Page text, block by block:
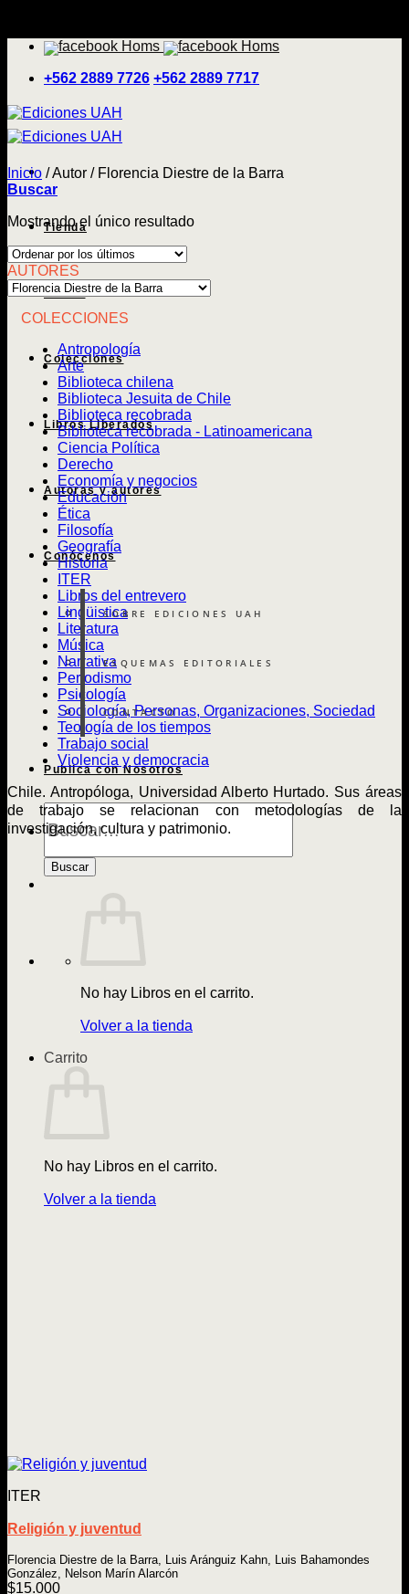
contenido
+562 2889 7726 +562 2889 7717
Tienda
Temas
Colecciones
Libros Liberados
Autoras y autores
Conócenos
SOBRE EDICIONES UAH
ESQUEMAS EDITORIALES
CONTACTO
Publica con Nosotros
Búsqueda
de
Buscar
No hay Libros en el carrito.
Volver a la tienda
Carrito
No hay Libros en el carrito.
Volver a la tienda
Inicio /Autor /Florencia Diestre de la Barra
Buscar
Mostrando el único resultado
AUTORES
COLECCIONES
Antropología
Arte
Biblioteca chilena
Biblioteca Jesuita de Chile
Biblioteca recobrada
Biblioteca recobrada - Latinoamericana
Ciencia Política
Derecho
Economía y negocios
Educación
Ética
Filosofía
Geografía
Historia
ITER
Libros del entrevero
Lingüistica
Literatura
Música
Narrativa
Periodismo
Psicología
Sociología, Personas, Organizaciones, Sociedad
Teología de los tiempos
Trabajo social
Violencia y democracia
Chile. Antropóloga, Universidad Alberto Hurtado. Sus áreas
de trabajo se relacionan con metodologías de la
investigación, cultura y patrimonio.
ITER
Religión y juventud
Florencia Diestre de la Barra, Luis Aránguiz Kahn, Luis Bahamondes
González, Nelson Marín Alarcón
$15.000